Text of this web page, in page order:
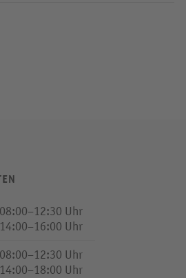
08:00–12:30 Uhr
14:00–16:00 Uhr
08:00–12:30 Uhr
14:00–18:00 Uhr